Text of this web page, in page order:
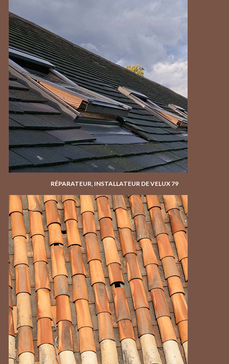
RÉPARATEUR, INSTALLATEUR DE VELUX 79